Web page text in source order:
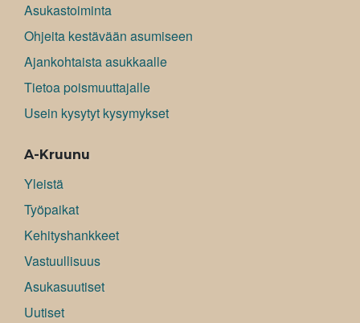
Asukastoiminta
Ohjeita kestävään asumiseen
Ajankohtaista asukkaalle
Tietoa poismuuttajalle
Usein kysytyt kysymykset
A-Kruunu
Yleistä
Työpaikat
Kehityshankkeet
Vastuullisuus
Asukasuutiset
Uutiset